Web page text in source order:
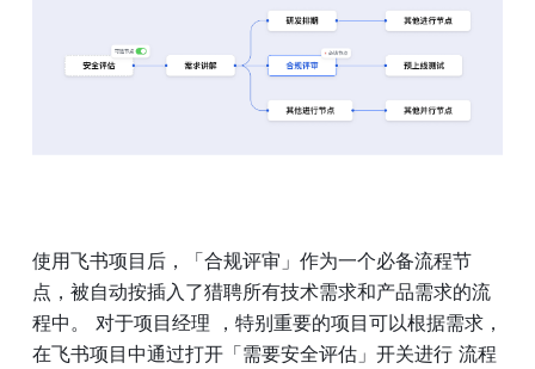
使用飞书项目后，「合规评审」作为一个必备流程节
点，被自动按插入了猎聘所有技术需求和产品需求的流
程中。 对于项目经理 ，特别重要的项目可以根据需求，
在飞书项目中通过打开「需要安全评估」开关进行 流程